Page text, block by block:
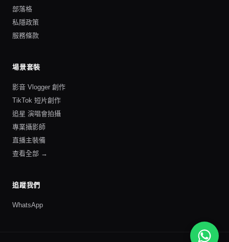
部落格
私隱政策
服務條款
場景套裝
影音 Vlogger 創作
TikTok 短片創作
追星 演唱會拍攝
專業攝影師
直播主裝備
查看全部 →
追蹤我們
WhatsApp